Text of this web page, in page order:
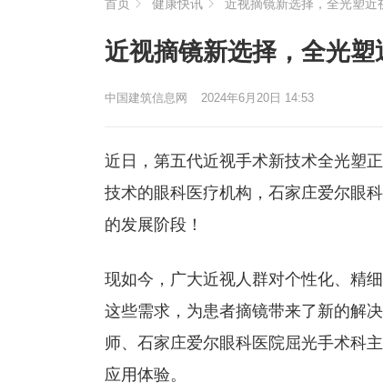
首页 健康快讯 近视摘镜新选择，全光塑近
近视摘镜新选择，全光
中国建筑信息网 2024年6月20日 14:53
近日，第五代近视手术新技术全光塑
技术的眼科医疗机构，石家庄爱尔眼
的发展阶段！
现如今，广大近视人群对个性化、精
这些需求，为患者摘镜带来了新的解
师、石家庄爱尔眼科医院屈光手术科
应用体验。